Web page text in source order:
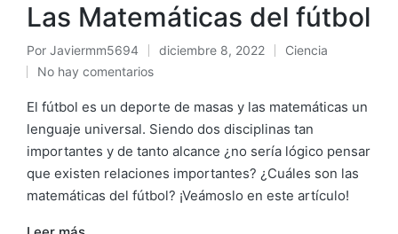
Las Matemáticas del fútbol
Por Javiermm5694 diciembre 8, 2022
Ciencia
No hay comentarios
El fútbol es un deporte de masas y las matemáticas un
lenguaje universal. Siendo dos disciplinas tan
importantes y de tanto alcance ¿no sería lógico pensar
que existen relaciones importantes? ¿Cuáles son las
matemáticas del fútbol? ¡Veámoslo en este artículo!